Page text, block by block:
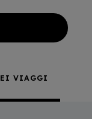
VIAGGI